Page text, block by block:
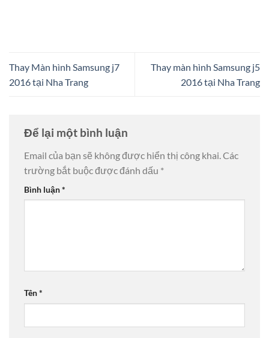
Thay Màn hình Samsung j7
2016 tại Nha Trang
Thay màn hình Samsung j5
2016 tại Nha Trang
Để lại một bình luận
Email của bạn sẽ không được hiển thị công khai. Các
trường bắt buộc được đánh dấu *
Bình luận*
Tên*